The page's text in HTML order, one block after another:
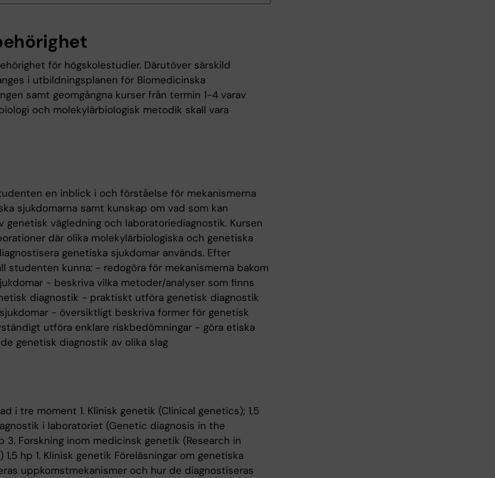
för högskolestudier. Därutöver särskild
i utbildningsplanen för Biomedicinska
samt geomgångna kurser från termin 1-4 varav
och molekylärbiologisk metodik skall vara
en inblick i och förståelse för mekanismerna
sjukdomarna samt kunskap om vad som kan
genetisk vägledning och laboratoriediagnostik. Kursen
där olika molekylärbiologiska och genetiska
genetiska sjukdomar används. Efter
studenten kunna: - redogöra för mekanismerna bakom
- beskriva vilka metoder/analyser som finns
diagnostik - praktiskt utföra genetisk diagnostik
- översiktligt beskriva former för genetisk
utföra enklare riskbedömningar - göra etiska
genetisk diagnostik av olika slag
i tre moment 1. Klinisk genetik (Clinical genetics); 1,5
i laboratoriet (Genetic diagnosis in the
3. Forskning inom medicinsk genetik (Research in
hp 1. Klinisk genetik Föreläsningar om genetiska
uppkomstmekanismer och hur de diagnostiseras